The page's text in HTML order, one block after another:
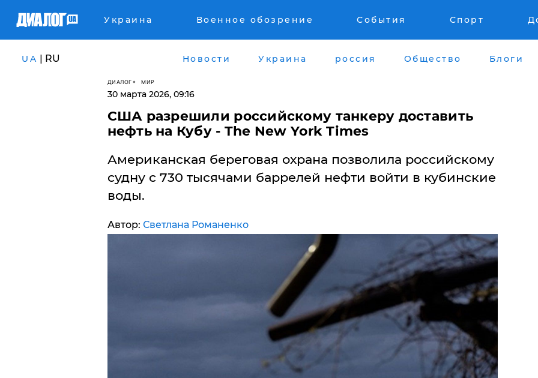
Украина Военное обозрение События Спорт
UA | RU Новости Украина россия Общество Блоги
ДИАЛОГ МИР
30 марта 2026, 09:16
США разрешили российскому танкеру доставить
нефть на Кубу - The New York Times
Американская береговая охрана позволила российскому
судну с 730 тысячами баррелей нефти войти в кубинские
воды.
Автор: Светлана Романенко